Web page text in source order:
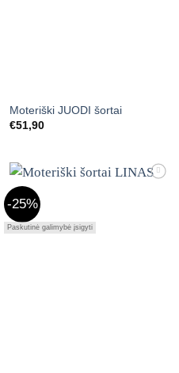
Moteriški JUODI šortai
€51,90
-25%
Paskutinė galimybė įsigyti